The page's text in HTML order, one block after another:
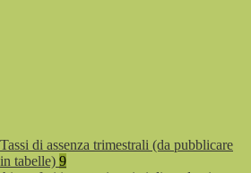
Tassi di assenza trimestrali (da pubblicare
in tabelle) 9